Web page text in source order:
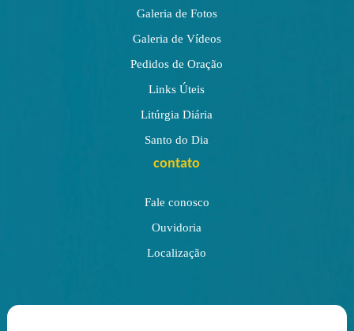
Galeria de Fotos
Galeria de Vídeos
Pedidos de Oração
Links Úteis
Litúrgia Diária
Santo do Dia
contato
Fale conosco
Ouvidoria
Localização